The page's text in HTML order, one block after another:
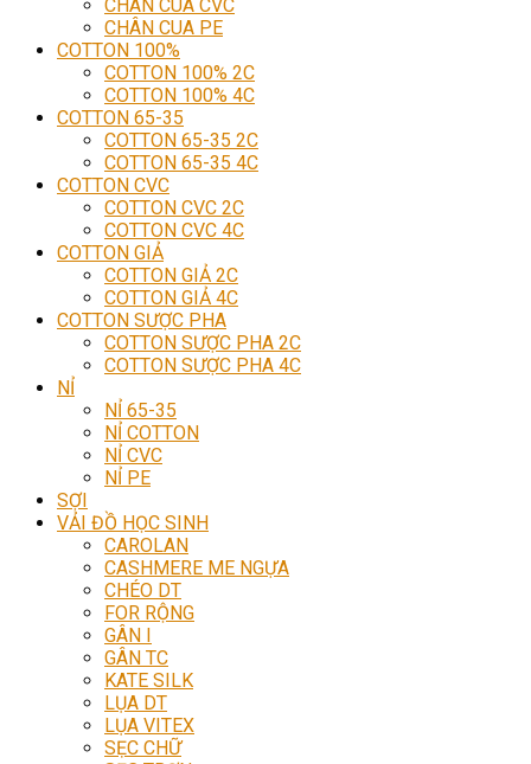
CHÂN CUA CVC
CHÂN CUA PE
COTTON 100%
COTTON 100% 2C
COTTON 100% 4C
COTTON 65-35
COTTON 65-35 2C
COTTON 65-35 4C
COTTON CVC
COTTON CVC 2C
COTTON CVC 4C
COTTON GIẢ
COTTON GIẢ 2C
COTTON GIẢ 4C
COTTON SƯỢC PHA
COTTON SƯỢC PHA 2C
COTTON SƯỢC PHA 4C
NỈ
NỈ 65-35
NỈ COTTON
NỈ CVC
NỈ PE
SỢI
VẢI ĐỒ HỌC SINH
CAROLAN
CASHMERE ME NGỰA
CHÉO DT
FOR RỘNG
GÂN I
GÂN TC
KATE SILK
LỤA DT
LỤA VITEX
SẸC CHỮ